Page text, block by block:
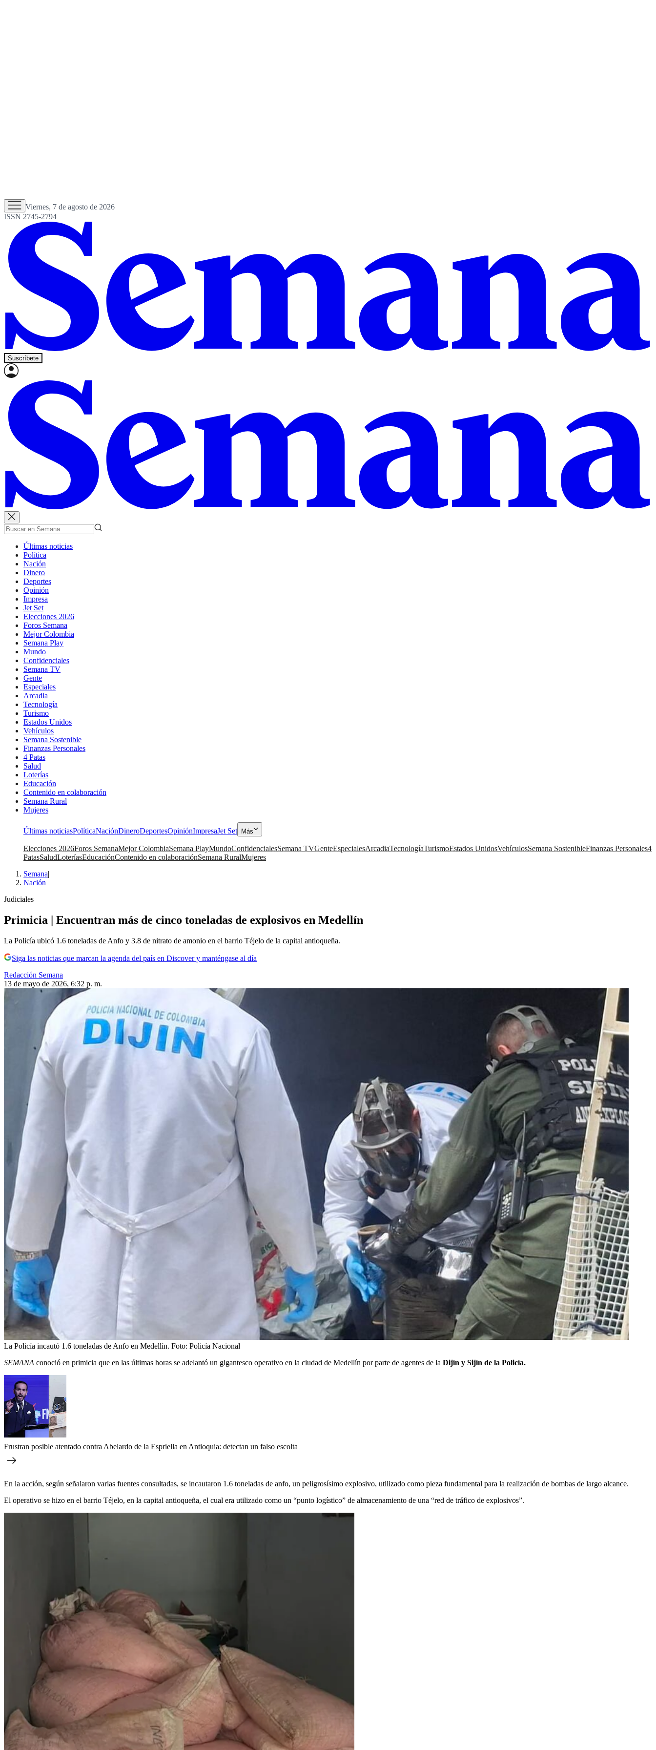
Viernes, 7 de agosto de 2026
ISSN 2745-2794
Suscríbete
Últimas noticias
Política
Nación
Dinero
Deportes
Opinión
Impresa
Jet Set
Elecciones 2026
Foros Semana
Mejor Colombia
Semana Play
Mundo
Confidenciales
Semana TV
Gente
Especiales
Arcadia
Tecnología
Turismo
Estados Unidos
Vehículos
Semana Sostenible
Finanzas Personales
4 Patas
Salud
Loterías
Educación
Contenido en colaboración
Semana Rural
Mujeres
Últimas noticiasPolíticaNaciónDineroDeportesOpiniónImpresaJet Set Más
Elecciones 2026Foros SemanaMejor ColombiaSemana PlayMundoConfidencialesSemana TVGenteEspecialesArcadiaTecnologíaTurismoEstados UnidosVehículosSemana SostenibleFinanzas Personales4
PatasSaludLoteríasEducaciónContenido en colaboraciónSemana RuralMujeres
Semana|
Nación
Judiciales
Primicia | Encuentran más de cinco toneladas de explosivos en Medellín
La Policía ubicó 1.6 toneladas de Anfo y 3.8 de nitrato de amonio en el barrio Téjelo de la capital antioqueña.
Siga las noticias que marcan la agenda del país en Discover y manténgase al día
Redacción Semana
13 de mayo de 2026, 6:32 p. m.
La Policía incautó 1.6 toneladas de Anfo en Medellín. Foto: Policía Nacional
SEMANA conoció en primicia que en las últimas horas se adelantó un gigantesco operativo en la ciudad de Medellín por parte de agentes de la Dijín y Sijín de la Policía.
Frustran posible atentado contra Abelardo de la Espriella en Antioquia: detectan un falso escolta
En la acción, según señalaron varias fuentes consultadas, se incautaron 1.6 toneladas de anfo, un peligrosísimo explosivo, utilizado como pieza fundamental para la realización de bombas de largo alcance.
El operativo se hizo en el barrio Téjelo, en la capital antioqueña, el cual era utilizado como un “punto logístico” de almacenamiento de una “red de tráfico de explosivos”.